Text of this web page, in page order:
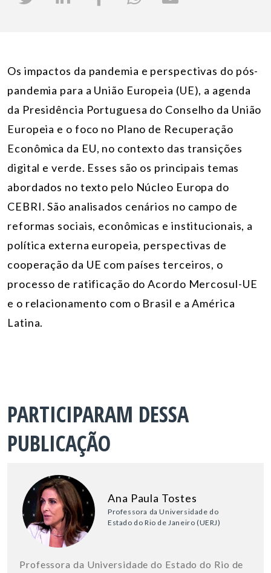
Os impactos da pandemia e perspectivas do pós-
pandemia para a União Europeia (UE), a agenda
da Presidência Portuguesa do Conselho da União
Europeia e o foco no Plano de Recuperação
Econômica da EU, no contexto das transições
digital e verde. Esses são os principais temas
abordados no texto pelo Núcleo Europa do
CEBRI. São analisados cenários no campo de
reformas sociais, econômicas e institucionais, a
política externa europeia, perspectivas de
cooperação da UE com países terceiros, o
processo de ratificação do Acordo Mercosul-UE
e o relacionamento com o Brasil e a América
Latina.
PARTICIPARAM DESSA
PUBLICAÇÃO
Ana Paula Tostes
Professora da Universidade do
Estado do Rio de Janeiro (UERJ)
Professora da Universidade do Estado do Rio de